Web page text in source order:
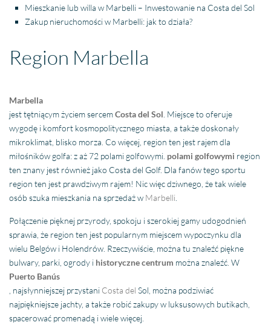
Mieszkanie lub willa w Marbelli – Inwestowanie na Costa del Sol
Zakup nieruchomości w Marbelli: jak to działa?
Region Marbella
Marbella
jest tętniącym życiem sercemCosta del Sol . Miejsce to oferuje
wygodę i komfort kosmopolitycznego miasta, a także doskonały
mikroklimat, blisko morza. Co więcej, region ten jest rajem dla
miłośników golfa: z aż 72 polami golfowymi. polami golfowymi region
ten znany jest również jako Costa del Golf. Dla fanów tego sportu
region ten jest prawdziwym rajem! Nic więc dziwnego, że tak wiele
osób szuka mieszkania na sprzedaż w Marbelli
Połączenie pięknej przyrody, spokoju i szerokiej gamy udogodnień
sprawia, że region ten jest popularnym miejscem wypoczynku dla
wielu Belgów i Holendrów. Rzeczywiście, można tu znaleźć piękne
bulwary, parki, ogrody i historycznecentrum można znaleźć. W
Puerto Banús
, najsłynniejszej przystani Costa del Sol, można podziwiać
najpiękniejsze jachty, a także robić zakupy w luksusowych butikach,
spacerować promenadą i wiele więcej.